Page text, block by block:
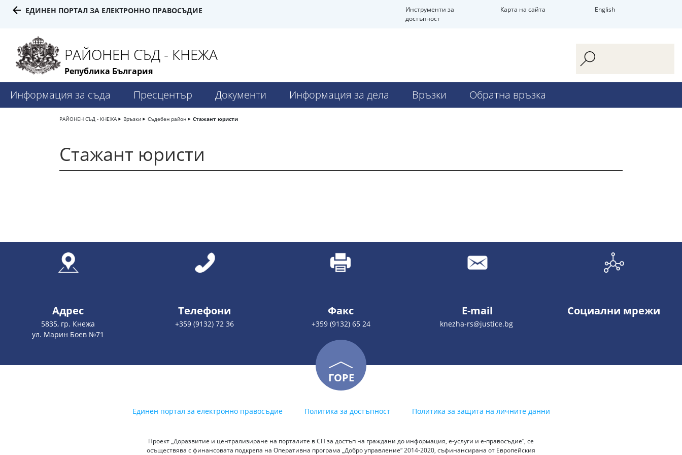
ЕДИНЕН ПОРТАЛ ЗА ЕЛЕКТРОННО ПРАВОСЪДИЕ
Инструменти за
достъпност
Карта на сайта English
РАЙОНЕН СЪД - КНЕЖА
Република България
Информация за съда Пресцентър Документи Информация за дела Връзки Обратна връзка
РАЙОНЕН СЪД - КНЕЖА Връзки Съдебен район Стажант юристи
Стажант юристи
Адрес
5835, гр. Кнежа
ул. Марин Боев №71
Телефони
+359 (9132) 72 36
Факс
+359 (9132) 65 24
E-mail
knezha-rs@justice.bg
Социални мрежи
ГОРЕ
Единен портал за електронно правосъдие Политика за достъпност Политика за защита на личните данни
Проект „Доразвитие и централизиране на порталите в СП за достъп на граждани до информация, е-услуги и е-правосъдие“, се
осъществява с финансовата подкрепа на Оперативна програма „Добро управление“ 2014-2020, съфинансирана от Европейския